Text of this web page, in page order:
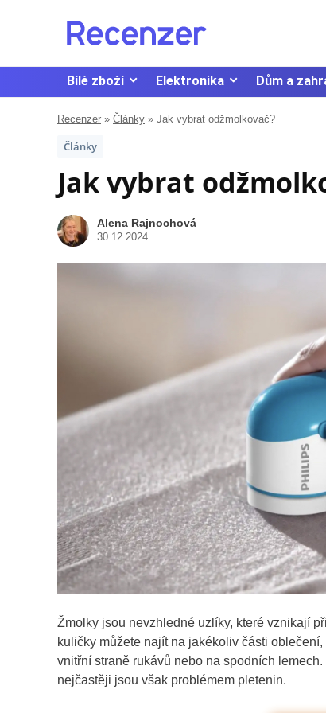
Bílé zboží Elektronika Dům a
Recenzer » Články » Jak vybrat odžmolkovač?
Články
Jak vybrat
Alena Rajnochová
30.12.2024
Žmolky jsou nevzhledné uzlíky, které vznikají
kuličky můžete najít na jakékoliv části
vnitřní straně rukávů nebo na spodních
nejčastěji jsou však problémem pletenin.